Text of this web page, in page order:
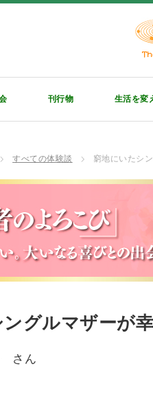
刊行物 生活を変
すべての体験談 窮地にいたシ
グルマザーが
さん